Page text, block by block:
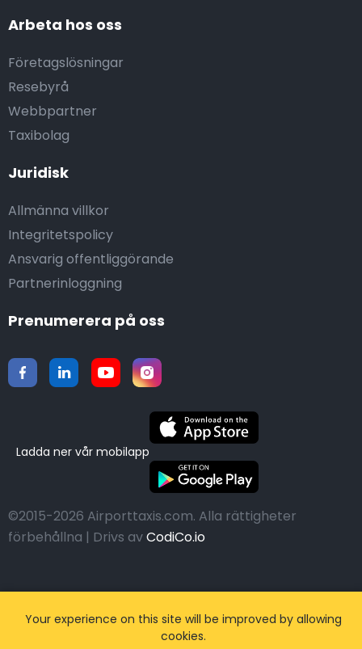
Arbeta hos oss
Företagslösningar
Resebyrå
Webbpartner
Taxibolag
Juridisk
Allmänna villkor
Integritetspolicy
Ansvarig offentliggörande
Partnerinloggning
Prenumerera på oss
Ladda ner vår mobilapp
©2015-2026 Airporttaxis.com. Alla rättigheter
förbehållna | Drivs avCodiCo.io
Your experience on this site will be improved by allowing
cookies.